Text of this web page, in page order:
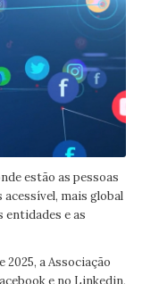
estão as pessoas
mais global
entidades e as
2025, a Associação
e no Linkedin,